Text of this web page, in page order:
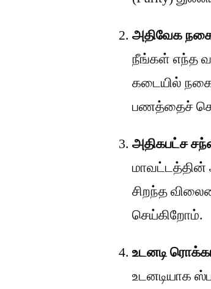
அதிவேக நகை
நீங்கள் எந்த
கடையில் நகை
பணத்தைச்
அதிகபட்ச
சிறந்த
செய்கிறோம்.
உடனடி
உடனடியாக